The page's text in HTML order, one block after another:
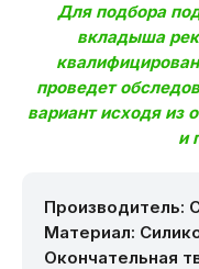
Для подбора
вкладыша
проведет
вариант исходя из
и
Производитель:
Материал:
Окончательная